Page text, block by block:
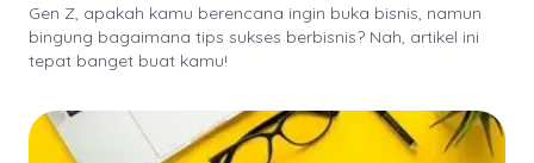
Gen Z, apakah kamu berencana ingin buka bisnis, namun
bingung bagaimana tips sukses berbisnis? Nah, artikel ini
tepat banget buat kamu!